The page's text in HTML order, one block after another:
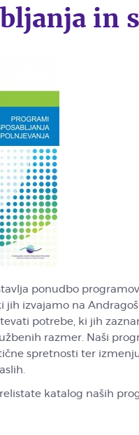
in
ponudbo
jih izvajamo na
potrebe, ki jih
razmer. Naši
spretnosti ter
katalog naših